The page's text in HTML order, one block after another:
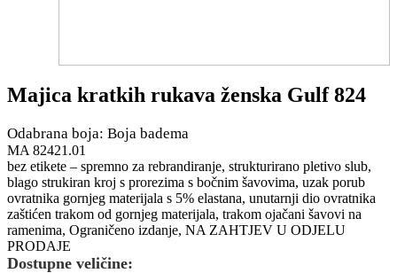
Majica kratkih rukava ženska Gulf 824
Odabrana boja: Boja badema
MA 82421.01
bez etikete – spremno za rebrandiranje, strukturirano pletivo slub,
blago strukiran kroj s prorezima s bočnim šavovima, uzak porub
ovratnika gornjeg materijala s 5% elastana, unutarnji dio ovratnika
zaštićen trakom od gornjeg materijala, trakom ojačani šavovi na
ramenima, Ograničeno izdanje, NA ZAHTJEV U ODJELU
PRODAJE
Dostupne veličine: